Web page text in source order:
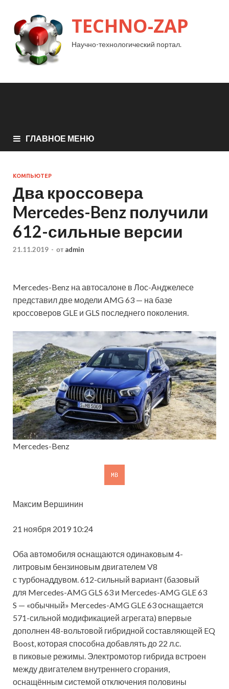
TECHNO-ZAP
Научно-технологический портал.
ГЛАВНОЕ МЕНЮ
КОМПЬЮТЕР
Два кроссовера
Mercedes-Benz получили
612-сильные версии
21.11.2019 - от admin
Mercedes-Benz на автосалоне в Лос-Анджелесе
представил две модели AMG 63 — на базе
кроссоверов GLE и GLS последнего поколения.
Mercedes-Benz
Максим Вершинин
21 ноября 2019 10:24
Оба автомобиля оснащаются одинаковым 4-
литровым бензиновым двигателем V8
с турбонаддувом. 612-сильный вариант (базовый
для Mercedes-AMG GLS 63 и Mercedes-AMG GLE 63
S — «обычный» Mercedes-AMG GLE 63 оснащается
571-сильной модификацией агрегата) впервые
дополнен 48-вольтовой гибридной составляющей EQ
Boost, которая способна добавлять до 22 л.с.
в пиковые режимы. Электромотор гибрида встроен
между двигателем внутреннего сгорания,
оснащённым системой отключения половины